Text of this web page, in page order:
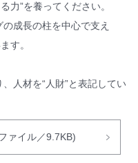
力”を養ってください。
成長の柱を中心で支え
す。
人材を“人財”と表記してい
ァイル／9.7KB)